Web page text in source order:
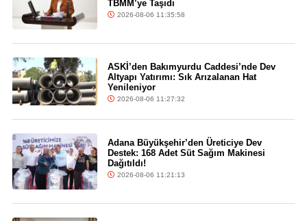
TBMM’ye Taşıdı
2026-08-06 11:35:58
ASKİ’den Bakımyurdu Caddesi’nde Dev
Altyapı Yatırımı: Sık Arızalanan Hat
Yenileniyor
2026-08-06 11:27:32
Adana Büyükşehir’den Üreticiye Dev
Destek: 168 Adet Süt Sağım Makinesi
Dağıtıldı!
2026-08-06 11:21:13